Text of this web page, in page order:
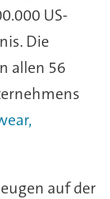
US-
Die
allen 56
auf der